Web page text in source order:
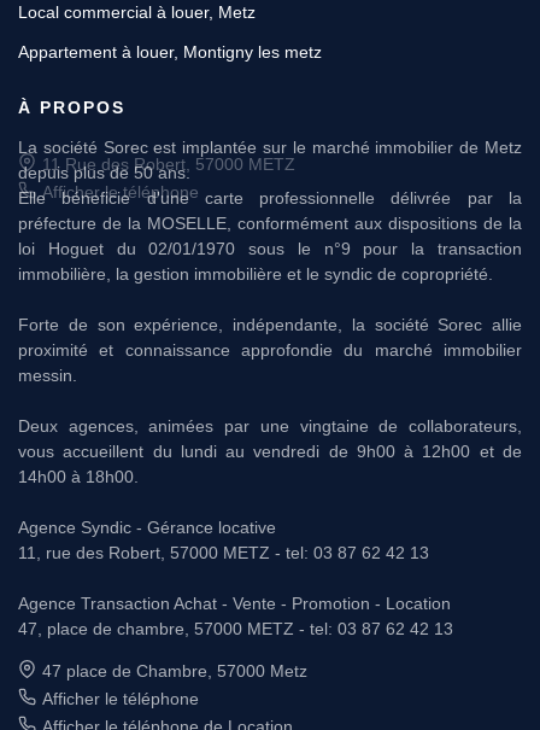
Local commercial à louer, Metz
Appartement à louer, Montigny les metz
À PROPOS
11 Rue des Robert, 57000 METZ
Afficher le téléphone